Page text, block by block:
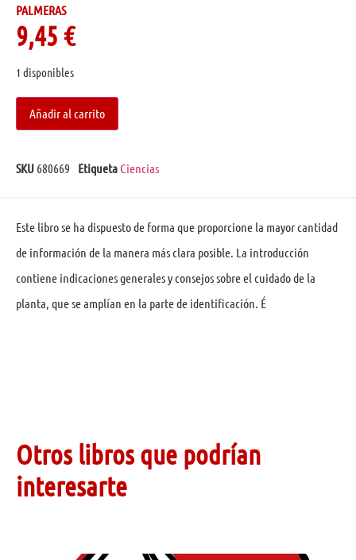
PALMERAS
9,45 €
1 disponibles
Añadir al carrito
SKU 680669 EtiquetaCiencias
Este libro se ha dispuesto de forma que proporcione la mayor cantidad
de información de la manera más clara posible. La introducción
contiene indicaciones generales y consejos sobre el cuidado de la
planta, que se amplían en la parte de identificación. É
Otros libros que podrían
interesarte